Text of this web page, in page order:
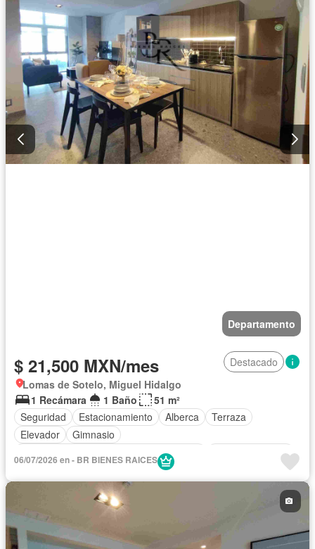
Departamento
$ 21,500 MXN/mes
Destacado
Lomas de Sotelo, Miguel Hidalgo
1 Recámara
1 Baño
51 m²
Seguridad
Estacionamiento Alberca
Terraza
Elevador
Gimnasio
Acceso para personas con discapacidad
Cocina equipada
Circuito cerrado de televisión
Asador Despacho
Recámara con closet
06/07/2026 en - BR BIENES RAICES